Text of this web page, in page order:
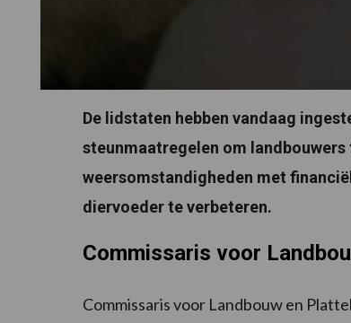
De lidstaten hebben vandaag
steunmaatregelen om
weersomstandigheden met
diervoeder te verbeteren.
Commissaris voor
Commissaris voor Landbouw en